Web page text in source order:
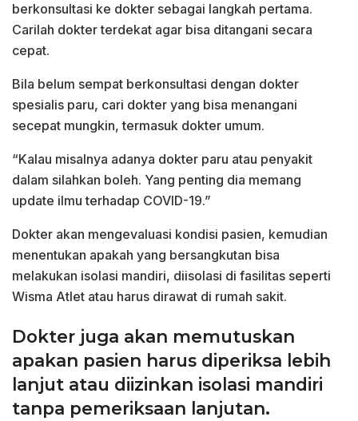
berkonsultasi ke dokter sebagai langkah pertama.
Carilah dokter terdekat agar bisa ditangani secara
cepat.
Bila belum sempat berkonsultasi dengan dokter
spesialis paru, cari dokter yang bisa menangani
secepat mungkin, termasuk dokter umum.
“Kalau misalnya adanya dokter paru atau penyakit
dalam silahkan boleh. Yang penting dia memang
update ilmu terhadap COVID-19.”
Dokter akan mengevaluasi kondisi pasien, kemudian
menentukan apakah yang bersangkutan bisa
melakukan isolasi mandiri, diisolasi di fasilitas seperti
Wisma Atlet atau harus dirawat di rumah sakit.
Dokter juga akan memutuskan
apakan pasien harus diperiksa lebih
lanjut atau diizinkan isolasi mandiri
tanpa pemeriksaan lanjutan.